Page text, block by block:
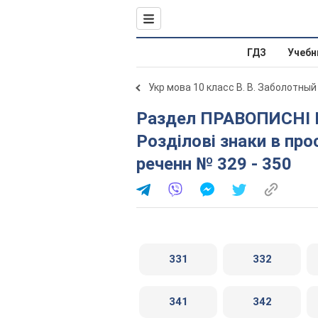
ГДЗ
Укр мова 10 класс В. В.
Раздел ПРАВОПИСНІ НОРМИ № 329 - 424. 28.
Розділові знаки в
реченн № 329 - 350
331 332
341 342